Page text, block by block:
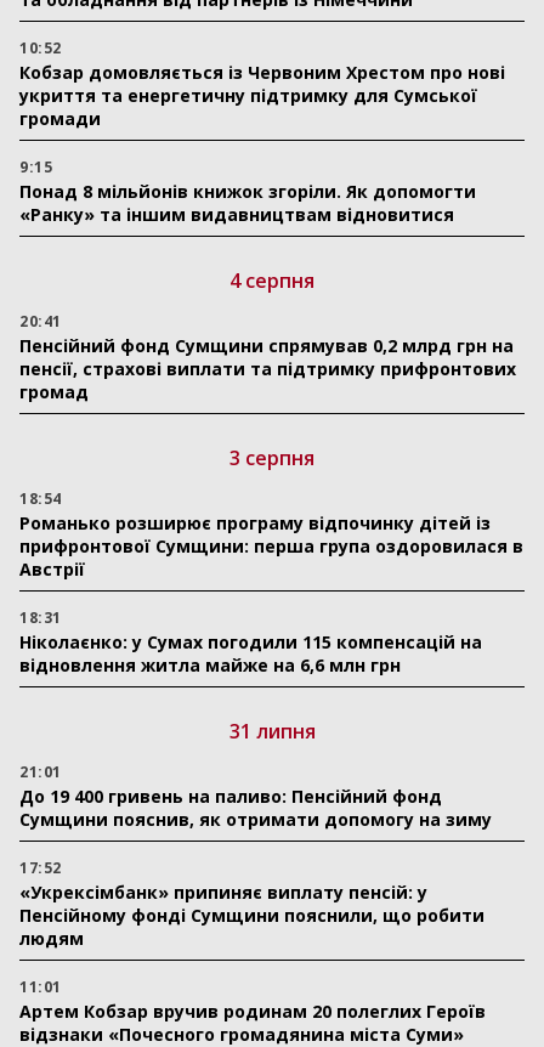
10:52
Кобзар домовляється із Червоним Хрестом про нові
укриття та енергетичну підтримку для Сумської
громади
9:15
Понад 8 мільйонів книжок згоріли. Як допомогти
«Ранку» та іншим видавництвам відновитися
4 серпня
20:41
Пенсійний фонд Сумщини спрямував 0,2 млрд грн на
пенсії, страхові виплати та підтримку прифронтових
громад
3 серпня
18:54
Романько розширює програму відпочинку дітей із
прифронтової Сумщини: перша група оздоровилася в
Австрії
18:31
Ніколаєнко: у Сумах погодили 115 компенсацій на
відновлення житла майже на 6,6 млн грн
31 липня
21:01
До 19 400 гривень на паливо: Пенсійний фонд
Сумщини пояснив, як отримати допомогу на зиму
17:52
«Укрексімбанк» припиняє виплату пенсій: у
Пенсійному фонді Сумщини пояснили, що робити
людям
11:01
Артем Кобзар вручив родинам 20 полеглих Героїв
відзнаки «Почесного громадянина міста Суми»